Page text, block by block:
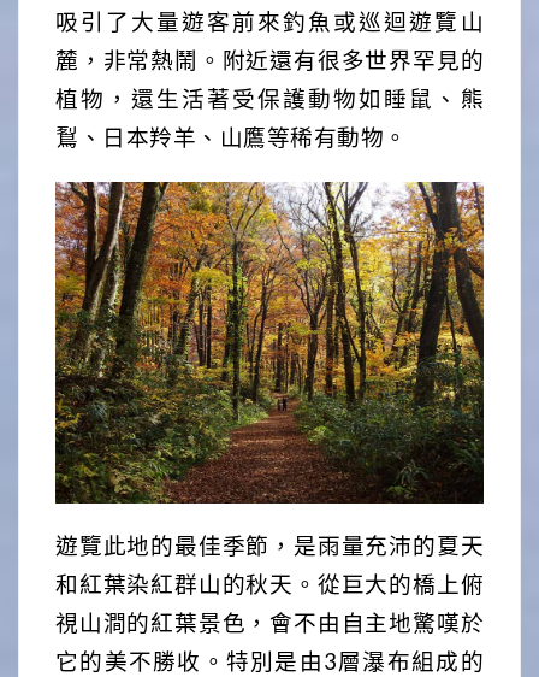
吸引了大量遊客前來釣魚或巡迴遊覽山
麓，非常熱鬧。附近還有很多世界罕見的
植物，還生活著受保護動物如睡鼠、熊
鴷、日本羚羊、山鷹等稀有動物。
遊覽此地的最佳季節，是雨量充沛的夏天
和紅葉染紅群山的秋天。從巨大的橋上俯
視山澗的紅葉景色，會不由自主地驚嘆於
它的美不勝收。特別是由3層瀑布組成的